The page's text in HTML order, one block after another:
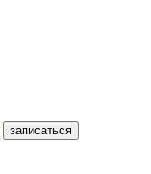
записаться